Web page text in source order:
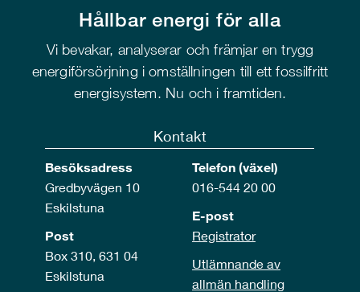
Hållbar energi för alla
Vi bevakar, analyserar och främjar en trygg
energiförsörjning i omställningen till ett fossilfritt
energisystem. Nu och i framtiden.
Kontakt
Besöksadress
Gredbyvägen 10
Eskilstuna
Post
Box 310, 631 04
Eskilstuna
Telefon (växel)
016-544 20 00
E-post
Registrator
Utlämnande av
allmän handling